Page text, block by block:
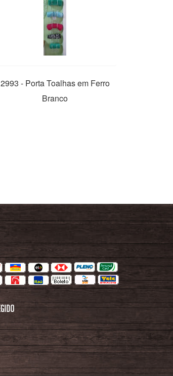
2993 - Porta Toalhas em Ferro
Branco